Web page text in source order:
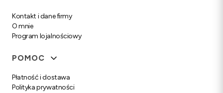
Kontakt i dane firmy
O mnie
Program lojalnościowy
POMOC
Płatność i dostawa
Polityka prywatności